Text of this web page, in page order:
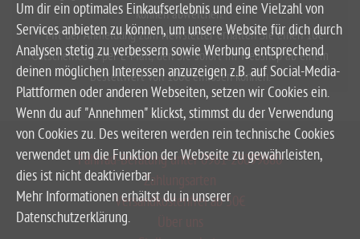
können abweichen.
**Mit der Anmeldung zum Newsletter erhalten Sie einen 10€
Gutscheincode per E-Mail, den Sie sofort im Webshop ab einem
Bestellwert von 100€ einlösen können.
Fahrrad-Beratung unter 0961-20099680
Zahlungsarten
Versandkostenfrei ab 50€
Um dir ein optimales Einkaufserlebnis und eine Vielzahl von
Services anbieten zu können, um unsere Website für dich durch
Analysen stetig zu verbessern sowie Werbung entsprechend
deinen möglichen Interessen anzuzeigen z.B. auf Social-Media-
Plattformen oder anderen Webseiten, setzen wir Cookies ein.
Wenn du auf "Annehmen" klickst, stimmst du der Verwendung
von Cookies zu. Des weiteren werden rein technische Cookies
verwendet um die Funktion der Webseite zu gewährleisten,
dies ist nicht deaktivierbar.
Mehr Informationen erhältst du in unserer
Datenschutzerklärung.